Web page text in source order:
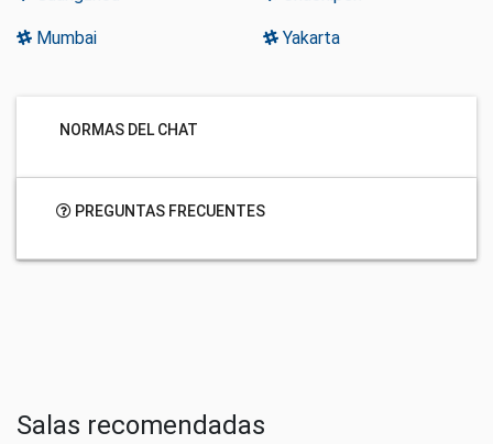
Mumbai Yakarta
NORMAS DEL CHAT
PREGUNTAS FRECUENTES
Salas recomendadas